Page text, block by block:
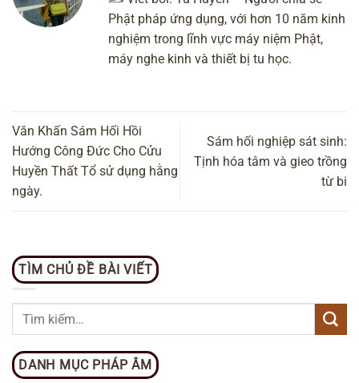
Phật pháp ứng dụng, với hơn 10 năm kinh
nghiệm trong lĩnh vực máy niệm Phật,
máy nghe kinh và thiết bị tu học.
Văn Khấn Sám Hối Hồi
Hướng Công Đức Cho Cửu
Huyền Thất Tổ sử dụng hằng
ngày.
Sám hối nghiệp sát sinh:
Tịnh hóa tâm và gieo trồng
từ bi
TÌM CHỦ ĐỀ BÀI VIẾT
DANH MỤC PHÁP ÂM